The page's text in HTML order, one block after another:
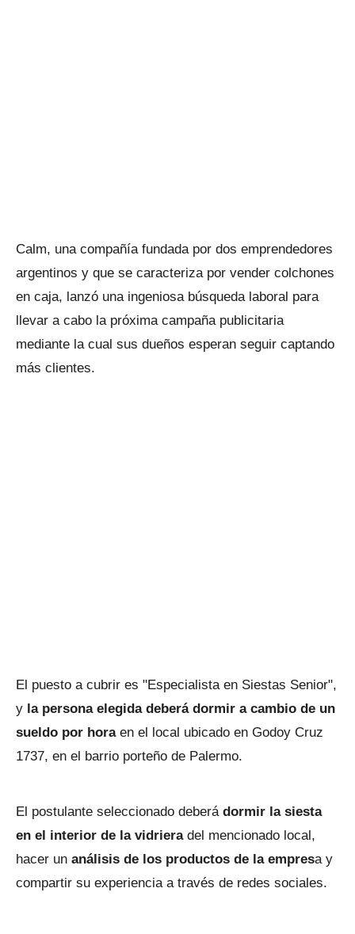
Calm, una compañía fundada por dos emprendedores
argentinos y que se caracteriza por vender colchones
en caja, lanzó una ingeniosa búsqueda laboral para
llevar a cabo la próxima campaña publicitaria
mediante la cual sus dueños esperan seguir captando
más clientes.
El puesto a cubrir es "Especialista en Siestas Senior",
y la persona elegida deberá dormir a cambio de un
sueldo por horaen el local ubicado en Godoy Cruz
1737, en el barrio porteño de Palermo.
El postulante seleccionado deberá dormir la siesta
en el interior de la vidrieradel mencionado local,
hacer un análisis de los productos de la empresa y
compartir su experiencia a través de redes sociales.